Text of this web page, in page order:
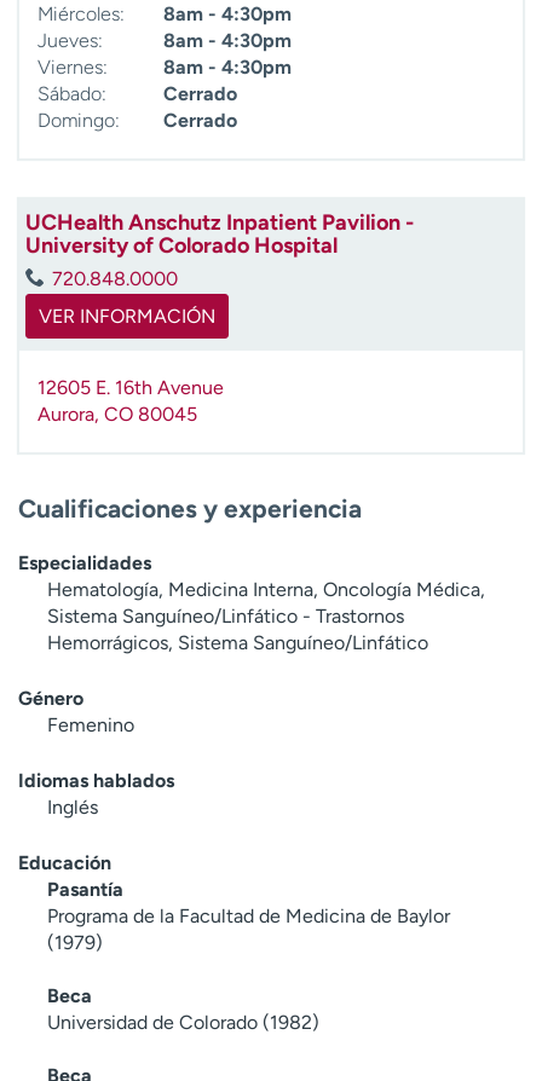
Miércoles:
8am - 4:30pm
Jueves:
8am - 4:30pm
Viernes:
8am - 4:30pm
Sábado:
Cerrado
Domingo:
Cerrado
UCHealth Anschutz Inpatient Pavilion -
University of Colorado Hospital
720.848.0000
VER INFORMACIÓN
12605 E. 16th Avenue
Aurora, CO 80045
Cualificaciones y experiencia
Especialidades
Hematología, Medicina Interna, Oncología Médica,
Sistema Sanguíneo/Linfático - Trastornos
Hemorrágicos, Sistema Sanguíneo/Linfático
Género
Femenino
Idiomas hablados
Inglés
Educación
Pasantía
Programa de la Facultad de Medicina de Baylor
(1979)
Beca
Universidad de Colorado (1982)
Beca